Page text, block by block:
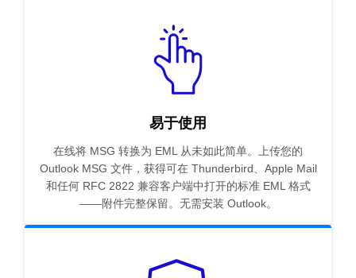
易于使用
在线将 MSG 转换为 EML 从未如此简单。上传您的
Outlook MSG 文件，获得可在 Thunderbird、Apple Mail
和任何 RFC 2822 兼容客户端中打开的标准 EML 格式
——附件完整保留。无需安装 Outlook。